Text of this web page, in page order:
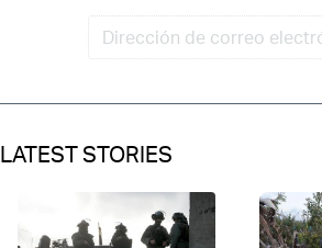
LATEST STORIES